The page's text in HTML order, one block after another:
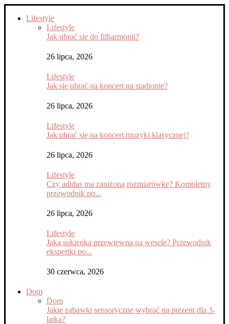
Lifestyle
Lifestyle
Jak ubrać się do filharmonii?
26 lipca, 2026
Lifestyle
Jak się ubrać na koncert na stadionie?
26 lipca, 2026
Lifestyle
Jak ubrać się na koncert muzyki klasycznej?
26 lipca, 2026
Lifestyle
Czy adidas ma zaniżoną rozmiarówkę? Kompletny
przewodnik po...
26 lipca, 2026
Lifestyle
Jaka sukienka przewiewna na wesele? Przewodnik
ekspertki po...
30 czerwca, 2026
Dom
Dom
Jakie zabawki sensoryczne wybrać na prezent dla 3-
latka?